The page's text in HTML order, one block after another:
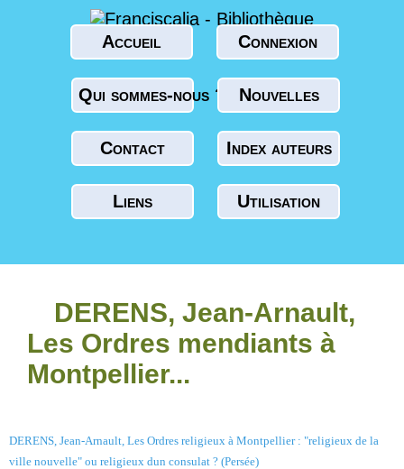
Accueil Connexion
Qui sommes-nous ? Nouvelles
Contact Index auteurs
Liens Utilisation
DERENS, Jean-Arnault,
Les Ordres mendiants à
Montpellier...
DERENS, Jean-Arnault, Les Ordres religieux à Montpellier : "religieux de la
ville nouvelle" ou religieux dun consulat ? (Persée)